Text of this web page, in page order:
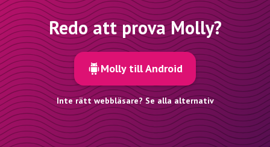
Redo att prova Molly?
Molly till Android
Inte rätt webbläsare? Se alla alternativ